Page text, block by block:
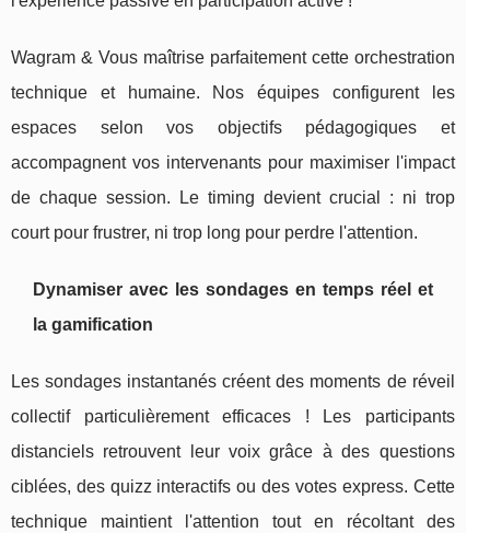
Wagram & Vous maîtrise parfaitement cette orchestration
technique et humaine. Nos équipes configurent les
espaces selon vos objectifs pédagogiques et
accompagnent vos intervenants pour maximiser l'impact
de chaque session. Le timing devient crucial : ni trop
court pour frustrer, ni trop long pour perdre l'attention.
Dynamiser avec les sondages en temps réel et
la gamification
Les sondages instantanés créent des moments de réveil
collectif particulièrement efficaces ! Les participants
distanciels retrouvent leur voix grâce à des questions
ciblées, des quizz interactifs ou des votes express. Cette
technique maintient l'attention tout en récoltant des